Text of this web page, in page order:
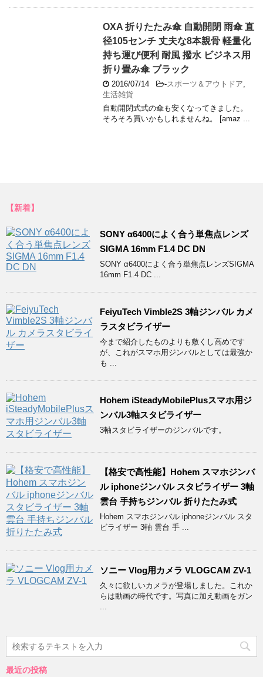
OXA 折りたたみ傘 自動開閉 雨傘 直
径105センチ 丈夫な8本親骨 軽量化
持ち運び便利 耐風 撥水 ビジネス用
折り畳み傘 ブラック
2016/07/14 -スポーツ＆アウトドア,
生活雑貨
自動開閉式式の傘も安くなってきました。
そろそろ買いかもしれませんね。 [amaz ...
【新着】
SONY α6400によく合う単焦点レンズ
SIGMA 16mm F1.4 DC DN
SONY α6400によく合う単焦点レンズSIGMA
16mm F1.4 DC ...
FeiyuTech Vimble2S 3軸ジンバル カメ
ラスタビライザー
今まで紹介したものよりも敷くし高めです
が、これがスマホ用ジンバルとしては最強か
も ...
Hohem iSteadyMobilePlusスマホ用ジ
ンバル3軸スタビライザー
3軸スタビライザーのジンバルです。
【格安で高性能】Hohem スマホジンバ
ル iphoneジンバル スタビライザー 3軸
雲台 手持ちジンバル 折りたたみ式
Hohem スマホジンバル iphoneジンバル スタ
ビライザー 3軸 雲台 手 ...
ソニー Vlog用カメラ VLOGCAM ZV-1
久々に欲しいカメラが登場しました。これか
らは動画の時代です。写真に加え動画をガン
...
最近の投稿